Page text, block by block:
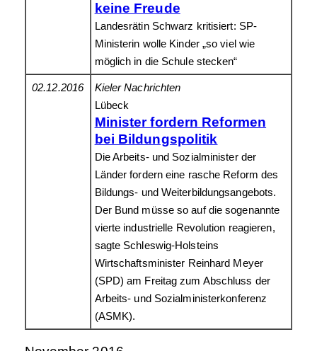
keine Freude
Landesrätin Schwarz kritisiert: SP-
Ministerin wolle Kinder „so viel wie
möglich in die Schule stecken“
02.12.2016
Kieler Nachrichten
Lübeck
Minister fordern Reformen
bei Bildungspolitik
Die Arbeits- und Sozialminister der
Länder fordern eine rasche Reform des
Bildungs- und Weiterbildungsangebots.
Der Bund müsse so auf die sogenannte
vierte industrielle Revolution reagieren,
sagte Schleswig-Holsteins
Wirtschaftsminister Reinhard Meyer
(SPD) am Freitag zum Abschluss der
Arbeits- und Sozialministerkonferenz
(ASMK).